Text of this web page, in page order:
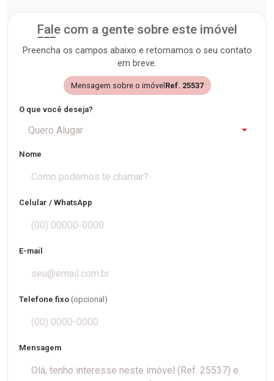
Fale com a gente sobre este imóvel
Preencha os campos abaixo e retornamos o seu contato
em breve.
Mensagem sobre o imóvelRef. 25537
O que você deseja?
Quero Alugar
Nome
Celular / WhatsApp
E-mail
Telefone fixo (opcional)
Mensagem